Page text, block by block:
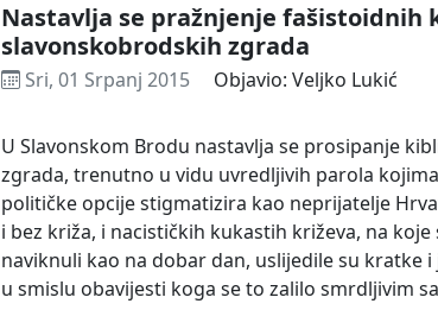
Nastavlja se pražnjenje fašistoidnih
slavonskobrodskih zgrada
Sri, 01 Srpanj 2015 Objavio: Veljko Lukić
U Slavonskom Brodu nastavlja se prosipanje
zgrada, trenutno u vidu uvredljivih parola
političke opcije stigmatizira kao neprijatelje
i bez križa, i nacističkih kukastih križeva, na
naviknuli kao na dobar dan, uslijedile su kratke
u smislu obavijesti koga se to zalilo smrdljivim